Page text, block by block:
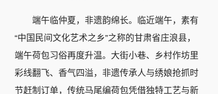
端午临仲夏，非遗韵绵长。临近端午，素有
“中国民间文化艺术之乡”之称的甘肃省庄浪县，
端午荷包习俗再度升温。大街小巷、乡村作坊里
彩线翻飞、香气四溢，非遗传承人与绣娘抢抓时
节赶制订单，传统马尾编荷包凭借独特工艺与新